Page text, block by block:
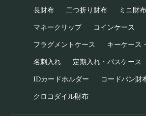
長財布 二つ折り財布 ミニ財布
マネークリップ コインケース
フラグメントケース キーケース
名刺入れ 定期入れ・パスケース
IDカードホルダー コードバン財
クロコダイル財布